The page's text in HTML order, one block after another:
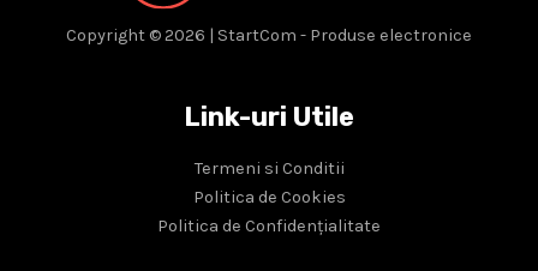
Copyright © 2026 | StartCom - Produse electronice
Link-uri Utile
Termeni si Conditii
Politica de Cookies
Politica de Confidențialitate